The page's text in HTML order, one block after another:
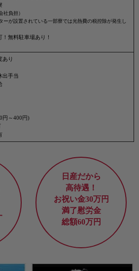
社負担）
が設置されている一部寮では光熱費の税控除が発生し
無料駐車場あり！
り
出手当
～400円)
日産だから
高待遇！
お祝い金30万円
満了慰労金
総額60万円